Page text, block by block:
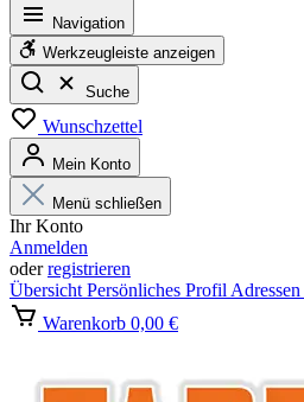
Navigation
Werkzeugleiste anzeigen
Suche
Wunschzettel
Mein Konto
Menü schließen
Ihr Konto
Anmelden
oderregistrieren
Übersicht Persönliches Profil Adressen
Warenkorb 0,00 €